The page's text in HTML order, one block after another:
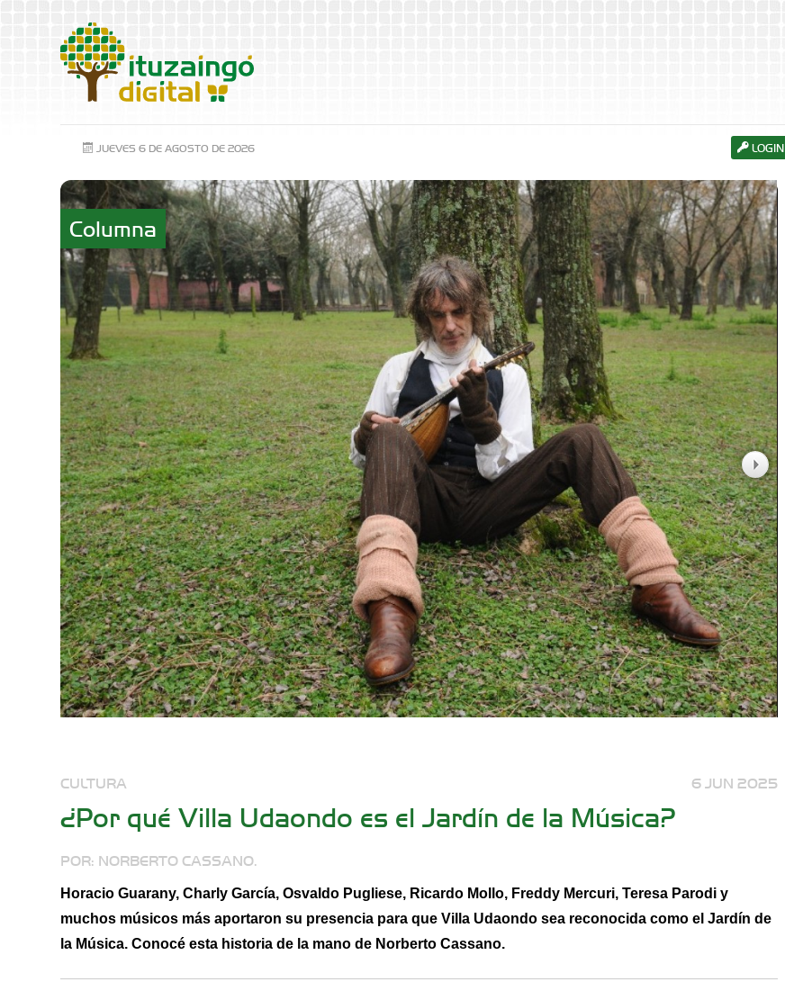
JUEVES 6 DE AGOSTO DE 2026 LOGIN
Columna
CULTURA 6 JUN 2025
¿Por qué Villa Udaondo es el Jardín de la Música?
POR: NORBERTO CASSANO.
Horacio Guarany, Charly García, Osvaldo Pugliese, Ricardo Mollo, Freddy Mercuri, Teresa Parodi y
muchos músicos más aportaron su presencia para que Villa Udaondo sea reconocida como el Jardín de
la Música. Conocé esta historia de la mano de Norberto Cassano.